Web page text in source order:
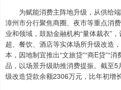
为赋能消费主阵地升级，从供给端
漳州市分行聚焦商圈、夜市等重点消
业和领域，鼓励金融机构“量体裁衣”
超、餐饮、酒店等实体场所升级改造
本，因地制宜推出“文旅贷”“商E贷”“
品，以场景升级助推消费提振。截至
级改造贷款余额2306万元，比年初增